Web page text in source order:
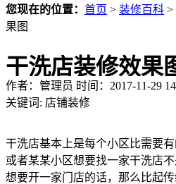
您现在的位置： 首页 > 装修百科 >
果图
干洗店装修效果
作者：管理员 时间：2017-11-29
关键词: 店铺装修
干洗店基本上是每个小区比需要
或者某某小区想要找一家干洗店
想要开一家门店的话，那么比起传